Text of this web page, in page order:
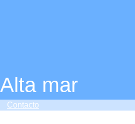
Alta mar
Contacto